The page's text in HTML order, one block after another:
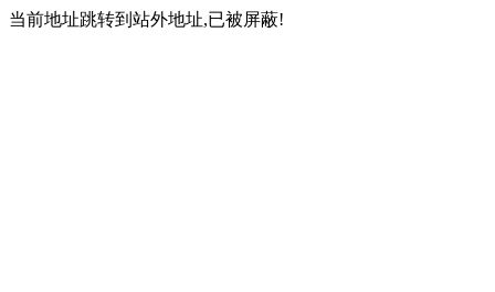
当前地址跳转到站外地址,已被屏蔽!